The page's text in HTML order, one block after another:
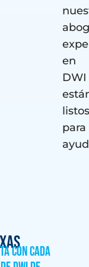
en
DWI
listos
para
con cada